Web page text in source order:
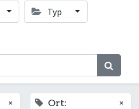
Typ
×
Ort:
×